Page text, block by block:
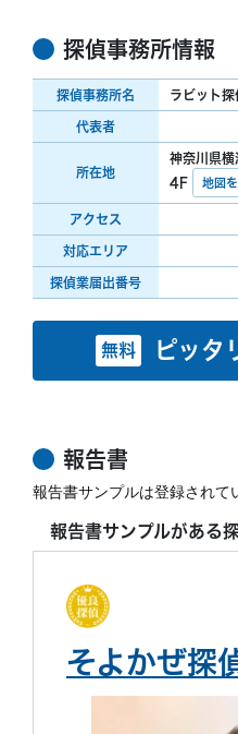
探偵事務所情報
探偵事務所名 ラビット
代表者
所在地
神奈川県
4F
地図
アクセス
対応エリア
探偵業届出番号
無料 ピッタ
報告書
報告書サンプルは登録されて
報告書サンプルがある
そよかぜ探